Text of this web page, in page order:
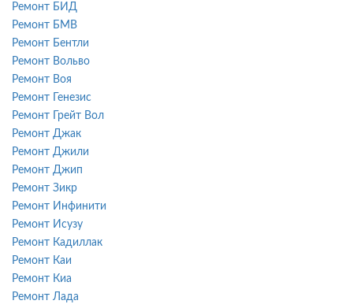
Ремонт БИД
Ремонт БМВ
Ремонт Бентли
Ремонт Вольво
Ремонт Воя
Ремонт Генезис
Ремонт Грейт Вол
Ремонт Джак
Ремонт Джили
Ремонт Джип
Ремонт Зикр
Ремонт Инфинити
Ремонт Исузу
Ремонт Кадиллак
Ремонт Каи
Ремонт Киа
Ремонт Лада